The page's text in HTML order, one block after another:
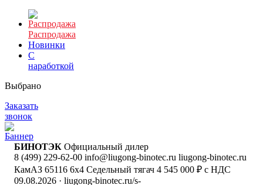
Распродажа
Новинки
С
наработкой
Выбрано
Заказать
звонок
БИНОТЭК Официальный дилер
8 (499) 229-62-00 info@liugong-binotec.ru liugong-binotec.ru
КамАЗ 65116 6x4 Седельный тягач 4 545 000 ₽ с НДС
09.08.2026 · liugong-binotec.ru/s-